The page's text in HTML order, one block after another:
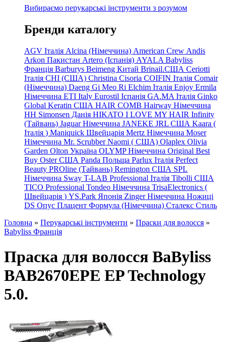
Вибираємо перукарські інструменти з розумом
Бренди каталогу
AGV Італія Alcina (Німеччина) American Crew Andis
Arkon Пакистан Artero (Іспанія) AYALA Babyliss
Франція Barburys Beimeng Китай Brinail.США Ceriotti
Італія CHI (США) Christina Cisoria COIFIN Італія Comair
(Німеччина) Daeng Gi Meo Ri Elchim Італія Enjoy Ermila
Німеччина ETI Italy Eurostil Іспанія GA.MA Італія Ginko
Global Keratin США HAIR COMB Hairway Німеччина
HH Simonsen Данія HIKATO I LOVE MY HAIR Infinity
(Тайвань) Jaguar Німеччина JANEKE JRL США Kaara (
Італія ) Maniquick Швейцарія Mertz Німеччина Moser
Німеччина Mr. Scrubber Naomi ( США) Olaplex Olivia
Garden Olton Україна OLYMP Німеччина Original Best
Buy Oster США Panda Польща Parlux Італія Perfect
Beauty PROline (Тайвань) Remington США SPL
Німеччина Sway T-LAB Professional Італія Tibolli США
TICO Professional Tondeo Німеччина TrisaElectronics (
Швейцарія ) YS.Park Японія Zinger Німеччина Ножиці
DS Опус Плацент Формула (Німеччина) Сталекс Стиль
Головна » Перукарські інструменти » Праски для волосся »
Babyliss Франція
Праска для волосся BaByliss
BAB2670EPE EP Technology
5.0.